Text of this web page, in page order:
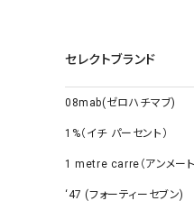
セレクトブランド
08mab(ゼロハチマブ)
1%（イチ パーセント）
1 metre carre（アンメート
‘47 (フォーティーセブン)